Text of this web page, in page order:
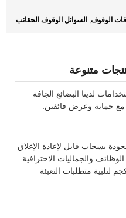
الوقوف, السوائل الوقوف الحقائب
متنوعة
لدينا البضائع الجافة
حماية وعرض فائقين.
بسحاب قابل لإعادة الإغلاق
والجماليات الاحترافية.
بأحجام من 3.5 جرام إلى 1 كجم لتلبية متطلبات التعبئة